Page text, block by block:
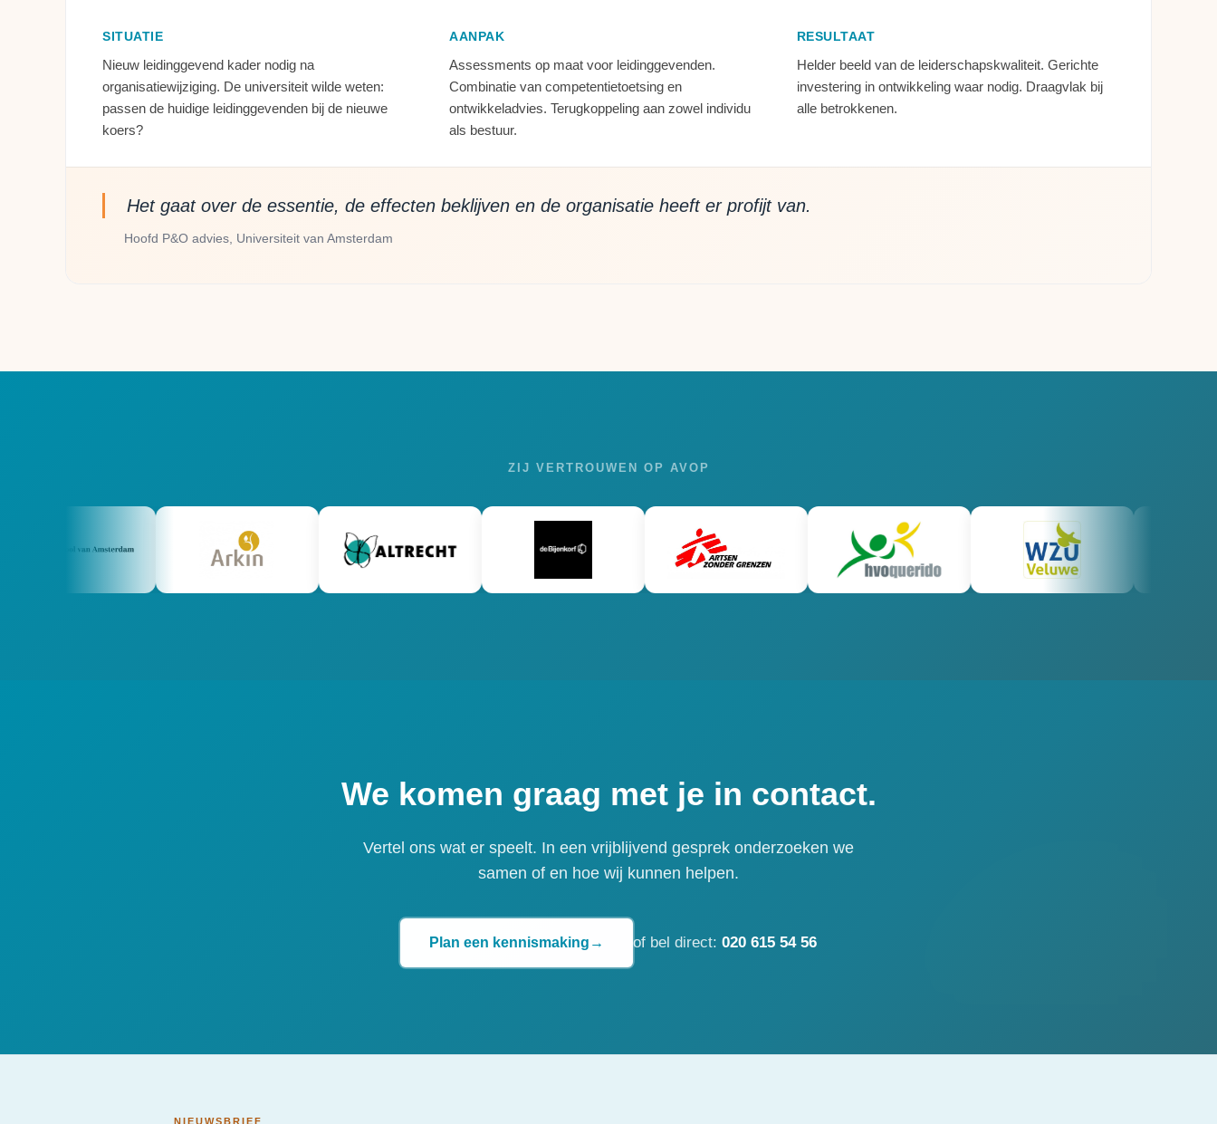
SITUATIE
Nieuw leidinggevend kader nodig na
organisatiewijziging. De universiteit wilde weten:
passen de huidige leidinggevenden bij de nieuwe
koers?
AANPAK
Assessments op maat voor leidinggevenden.
Combinatie van competentietoetsing en
ontwikkeladvies. Terugkoppeling aan zowel individu
als bestuur.
RESULTAAT
Helder beeld van de leiderschapskwaliteit. Gerichte
investering in ontwikkeling waar nodig. Draagvlak bij
alle betrokkenen.
Het gaat over de essentie, de effecten beklijven en de organisatie heeft er profijt van.
Hoofd P&O advies, Universiteit van Amsterdam
ZIJ VERTROUWEN OP AVOP
We komen graag met je in contact.
Vertel ons wat er speelt. In een vrijblijvend gesprek onderzoeken we
samen of en hoe wij kunnen helpen.
Plan een kennismaking → of bel direct: 020 615 54 56
NIEUWSBRIEF